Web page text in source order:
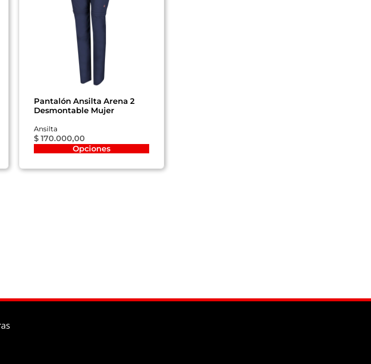
Pantalón Ansilta Arena 2
Desmontable Mujer
Ansilta
$ 170.000,00
Opciones